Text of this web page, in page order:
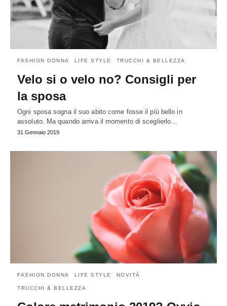
FASHION DONNA LIFE STYLE TRUCCHI & BELLEZZA
Velo si o velo no? Consigli per
la sposa
Ogni sposa sogna il suo abito come fosse il più bello in
assoluto. Ma quando arriva il momento di sceglierlo…
31 Gennaio 2019
FASHION DONNA LIFE STYLE NOVITÀ
TRUCCHI & BELLEZZA